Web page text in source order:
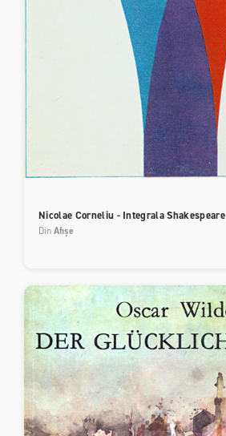
Nicolae Corneliu - Integrala Shakespeare
DinAfișe